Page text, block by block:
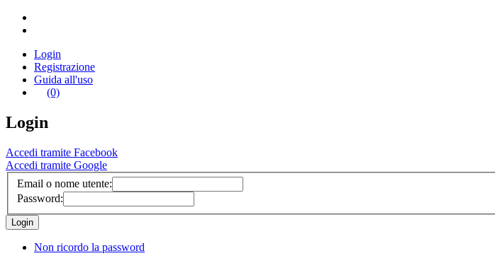
Login
Registrazione
Guida all'uso
(0)
Login
Accedi tramite Facebook
Accedi tramite Google
Email o nome utente:
Password:
Non ricordo la password